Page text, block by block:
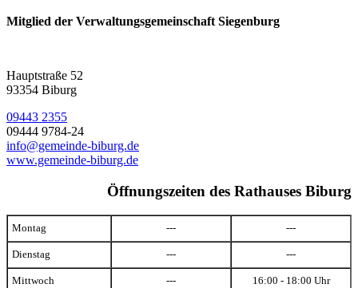
Mitglied der Verwaltungsgemeinschaft Siegenburg
Hauptstraße 52
93354 Biburg
09443 2355
09444 9784-24
info@gemeinde-biburg.de
www.gemeinde-biburg.de
Öffnungszeiten des Rathauses Biburg
Montag --- ---
Dienstag --- ---
Mittwoch --- 16:00 - 18:00 Uhr